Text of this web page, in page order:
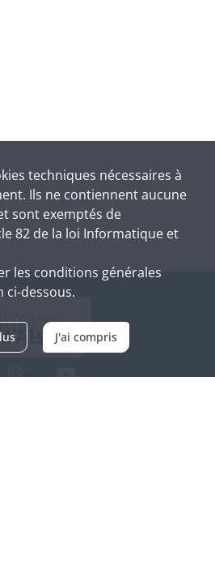
techniques nécessaires à
Ils ne contiennent aucune
sont exemptés de
82 de la loi Informatique et
les conditions générales
ci-dessous.
J'ai compris